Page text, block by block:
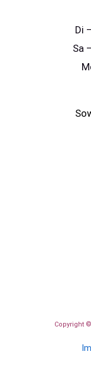
Di
Sa
Copyright